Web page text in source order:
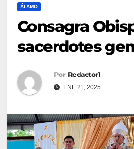
ÁLAMO
Consagra
sacerdotes
Por Redactor1
ENE 21, 2025